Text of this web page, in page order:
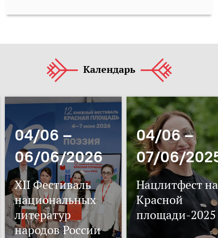
Календарь
04/06 –
06/06/2026
XII Фестиваль
национальных
литератур
народов России
04/06 –
07/06/
Нацлитфест на
Красной
площади-2025